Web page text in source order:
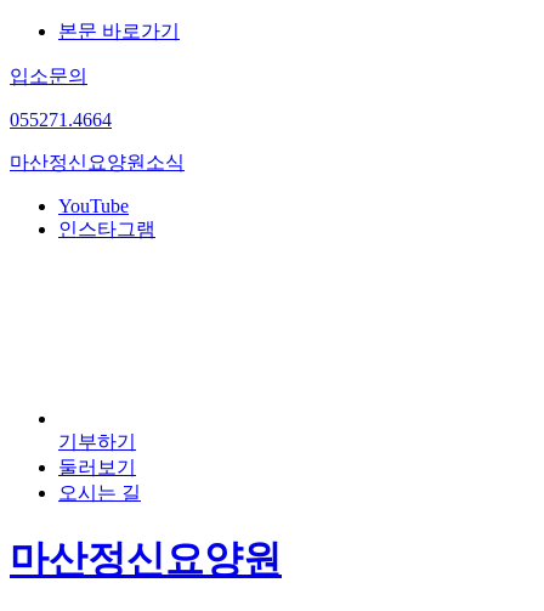
본문 바로가기
입소문의
055271.4664
마산정신요양원 소식
YouTube
인스타그램
기부하기
둘러보기
오시는 길
마산정신요양원